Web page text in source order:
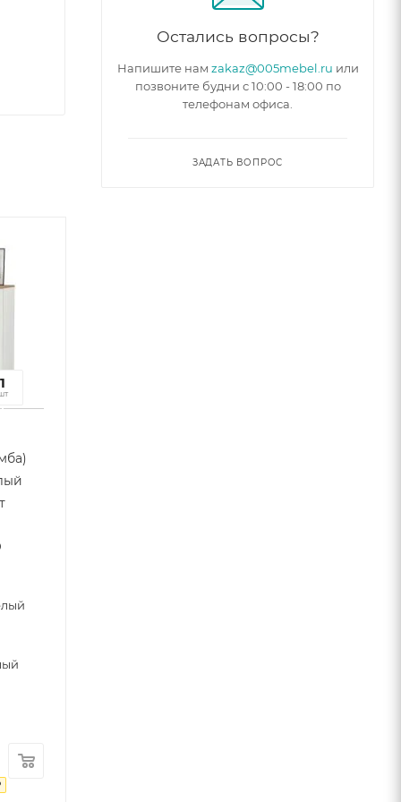
1
Остались вопросы?
Напишите нам zakaz@005mebel.ru или
позвоните будни с 10:00 - 18:00 по
телефонам офиса.
ЗАДАТЬ ВОПРОС